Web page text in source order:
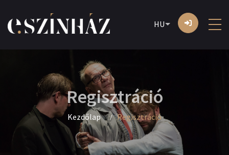
HU
Regisztráció
Kezdőlap Regisztráció